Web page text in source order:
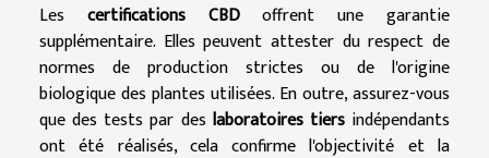
Les certifications CBDoffrent une garantie
supplémentaire. Elles peuvent attester du respect de
normes de production strictes ou de l'origine
biologique des plantes utilisées. En outre, assurez-vous
que des tests par des laboratoires tiersindépendants
ont été réalisés, cela confirme l'objectivité et la